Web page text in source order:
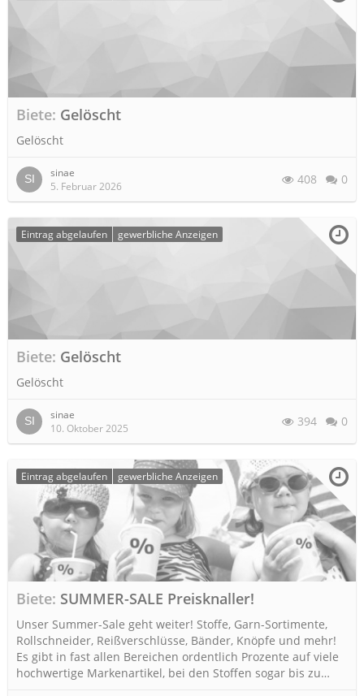
Biete Gelöscht
Gelöscht
sinae
5. Februar 2026
408 0
Eintrag abgelaufen gewerbliche Anzeigen
Biete Gelöscht
Gelöscht
sinae
10. Oktober 2025
394 0
Eintrag abgelaufen gewerbliche Anzeigen
Biete SUMMER-SALE Preisknaller!
Unser Summer-Sale geht weiter! Stoffe, Garn-Sortimente,
Rollschneider, Reißverschlüsse, Bänder, Knöpfe und mehr!
Es gibt in fast allen Bereichen ordentlich Prozente auf viele
hochwertige Markenartikel, bei den Stoffen sogar bis zu…